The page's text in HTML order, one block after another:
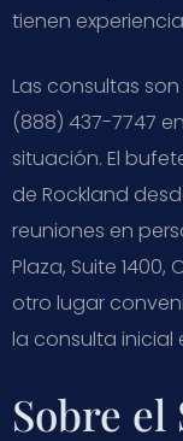
tienen
Las consultas
(888) 437-7747
situación. El
de Rockland
reuniones en
Plaza, Suite 1400,
otro lugar
la consulta inicial
Sobre el